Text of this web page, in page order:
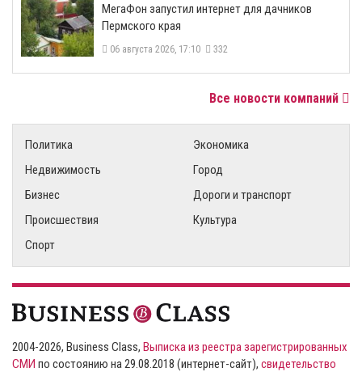
МегаФон запустил интернет для дачников
Пермского края
06 августа 2026, 17:10 332
Все новости компаний
Политика
Экономика
Недвижимость
Город
Бизнес
Дороги и транспорт
Происшествия
Культура
Спорт
2004-2026, Business Class, Выписка из реестра зарегистрированных
СМИ по состоянию на 29.08.2018 (интернет-сайт), свидетельство